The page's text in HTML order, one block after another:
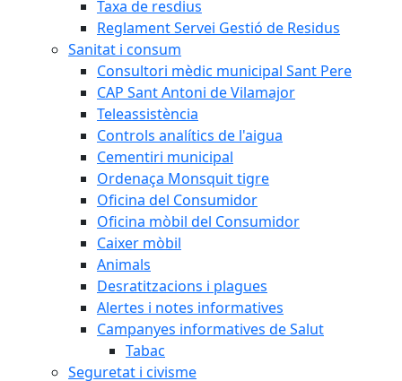
Taxa de resdius
Reglament Servei Gestió de Residus
Sanitat i consum
Consultori mèdic municipal Sant Pere
CAP Sant Antoni de Vilamajor
Teleassistència
Controls analítics de l'aigua
Cementiri municipal
Ordenaça Monsquit tigre
Oficina del Consumidor
Oficina mòbil del Consumidor
Caixer mòbil
Animals
Desratitzacions i plagues
Alertes i notes informatives
Campanyes informatives de Salut
Tabac
Seguretat i civisme